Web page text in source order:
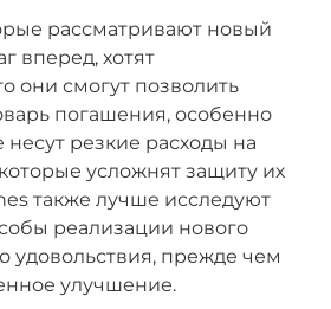
рассматривают новый
вперед, хотят
они смогут позволить
погашения, особенно
несут резкие расходы на
усложнят защиту их
также лучше исследуют
реализации нового
удовольствия, прежде чем
улучшение.